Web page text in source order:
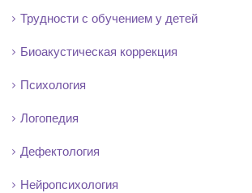
Трудности с обучением у детей
Биоакустическая коррекция
Психология
Логопедия
Дефектология
Нейропсихология